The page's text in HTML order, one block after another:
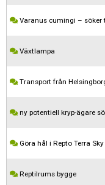
Varanus cumingi – söker
Växtlampa
Transport från
ny potentiell kryp-ägare
Göra hål i Repto Terra
Reptilrums bygge